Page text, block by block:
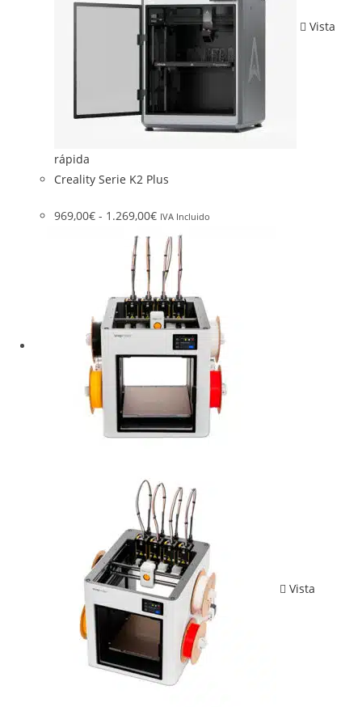
Vista
rápida
Creality Serie K2 Plus
969,00€ - 1.269,00€ IVA Incluido
Vista